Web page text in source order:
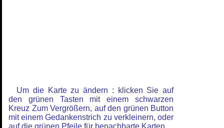
Um die Karte zu ändern : klicken Sie auf
den grünen Tasten mit einem schwarzen
Kreuz Zum Vergrößern, auf den grünen Button
mit einem Gedankenstrich zu verkleinern, oder
auf die grünen Pfeile für benachbarte Karten.